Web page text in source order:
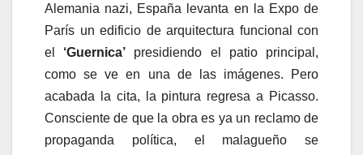
Alemania nazi, España levanta en la Expo de
París un edificio de arquitectura funcional con
el ‘Guernica’ presidiendo el patio principal,
como se ve en una de las imágenes. Pero
acabada la cita, la pintura regresa a Picasso.
Consciente de que la obra es ya un reclamo de
propaganda política, el malagueño se